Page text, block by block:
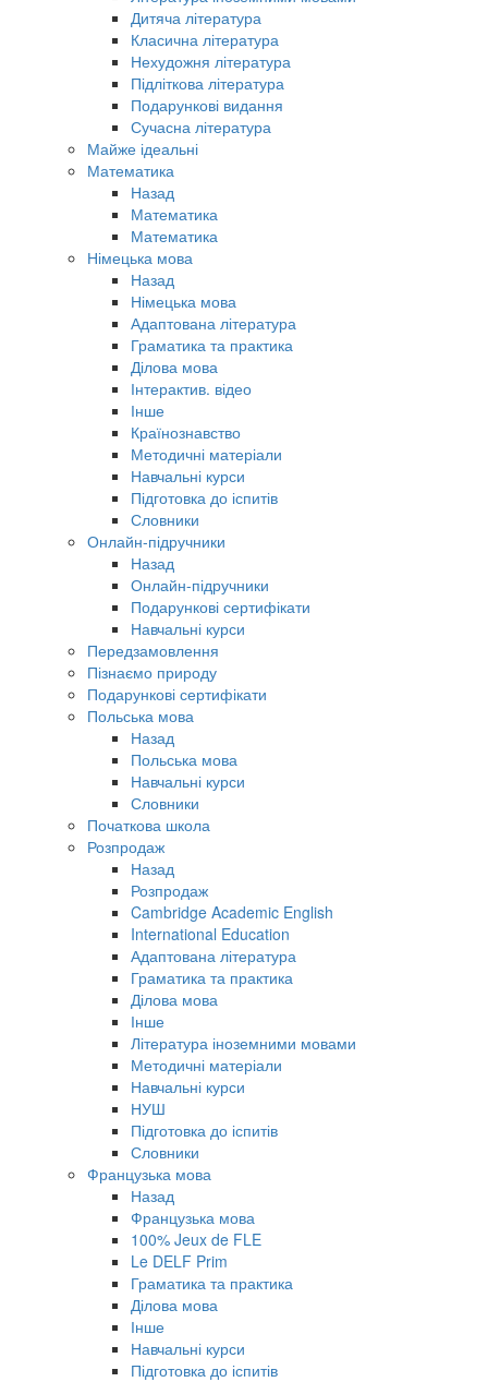
Дитяча література
Класична література
Нехудожня література
Підліткова література
Подарункові видання
Сучасна література
Майже ідеальні
Математика
Назад
Математика
Математика
Німецька мова
Назад
Німецька мова
Адаптована література
Граматика та практика
Ділова мова
Інтерактив. відео
Інше
Країнознавство
Методичні матеріали
Навчальні курси
Підготовка до іспитів
Словники
Онлайн-підручники
Назад
Онлайн-підручники
Подарункові сертифікати
Навчальні курси
Передзамовлення
Пізнаємо природу
Подарункові сертифікати
Польська мова
Назад
Польська мова
Навчальні курси
Словники
Початкова школа
Розпродаж
Назад
Розпродаж
Cambridge Academic English
International Education
Адаптована література
Граматика та практика
Ділова мова
Інше
Література іноземними мовами
Методичні матеріали
Навчальні курси
НУШ
Підготовка до іспитів
Словники
Французька мова
Назад
Французька мова
100% Jeux de FLE
Le DELF Prim
Граматика та практика
Ділова мова
Інше
Навчальні курси
Підготовка до іспитів